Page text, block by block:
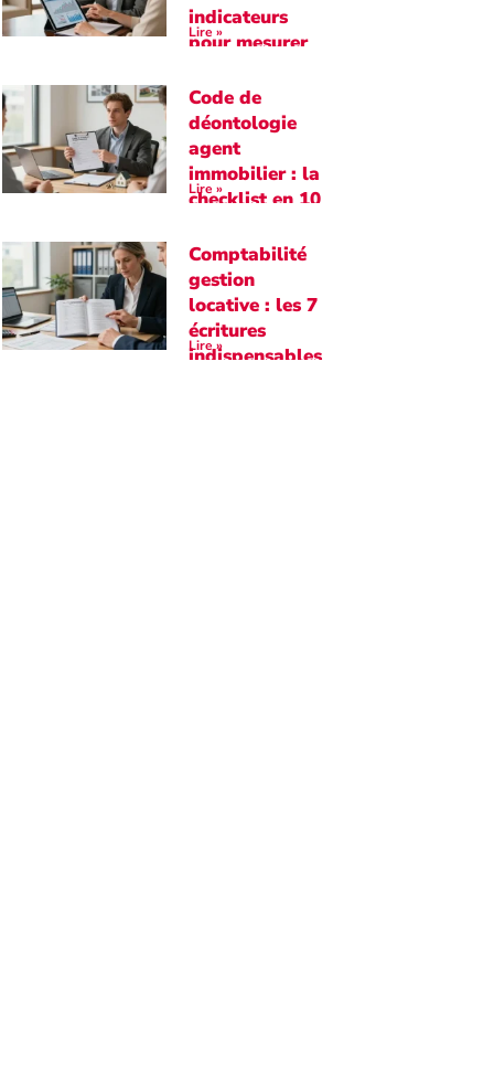
indicateurs
pour mesurer
Lire »
Code de
déontologie
agent
immobilier : la
checklist en 10
essentiels
Lire »
Comptabilité
gestion
locative : les 7
écritures
indispensables
Lire »